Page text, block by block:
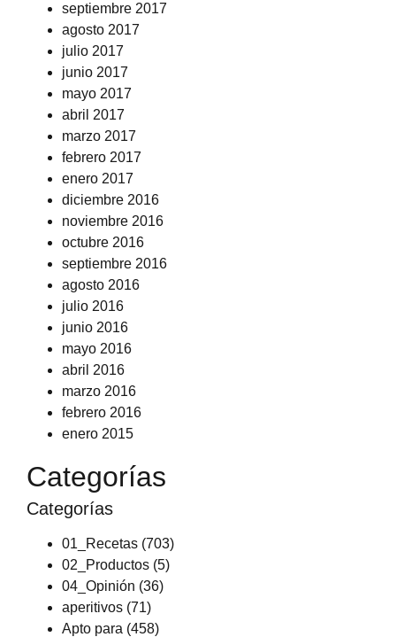
septiembre 2017
agosto 2017
julio 2017
junio 2017
mayo 2017
abril 2017
marzo 2017
febrero 2017
enero 2017
diciembre 2016
noviembre 2016
octubre 2016
septiembre 2016
agosto 2016
julio 2016
junio 2016
mayo 2016
abril 2016
marzo 2016
febrero 2016
enero 2015
Categorías
Categorías
01_Recetas (703)
02_Productos (5)
04_Opinión (36)
aperitivos (71)
Apto para (458)